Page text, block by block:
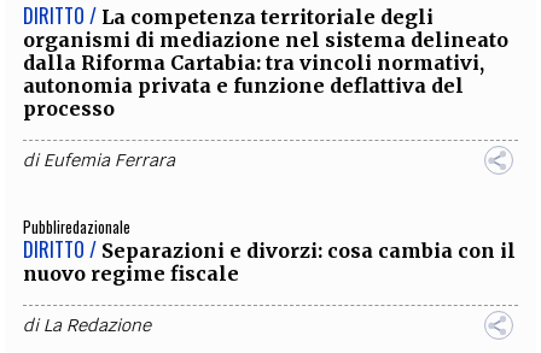
DIRITTO / La competenza territoriale degli
organismi di mediazione nel sistema delineato
dalla Riforma Cartabia: tra vincoli normativi,
autonomia privata e funzione deflattiva del
processo
diEufemia Ferrara
Pubbliredazionale
DIRITTO / Separazioni e divorzi: cosa cambia con il
nuovo regime fiscale
diLa Redazione